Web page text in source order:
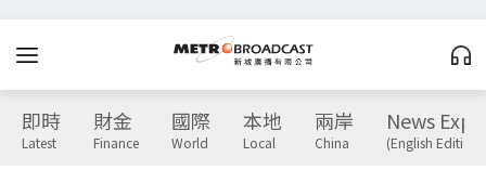
即時
Latest
財金
Finance
國際
World
本地
Local
兩岸
China
News
(English Edition)